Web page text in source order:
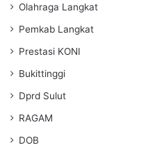
Olahraga Langkat
Pemkab Langkat
Prestasi KONI
Bukittinggi
Dprd Sulut
RAGAM
DOB